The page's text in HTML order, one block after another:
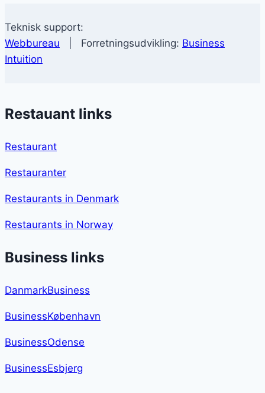
Teknisk support:
Webbureau | Forretningsudvikling: Business
Intuition
Restauant links
Restaurant
Restauranter
Restaurants in Denmark
Restaurants in Norway
Business links
DanmarkBusiness
BusinessKøbenhavn
BusinessOdense
BusinessEsbjerg